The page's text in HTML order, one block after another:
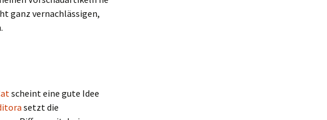
ganz vernachlässigen,
scheint eine gute Idee
setzt die